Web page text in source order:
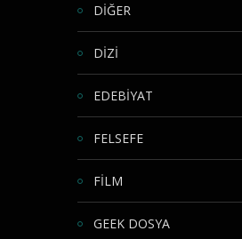
DİĞER
DİZİ
EDEBİYAT
FELSEFE
FİLM
GEEK DOSYA